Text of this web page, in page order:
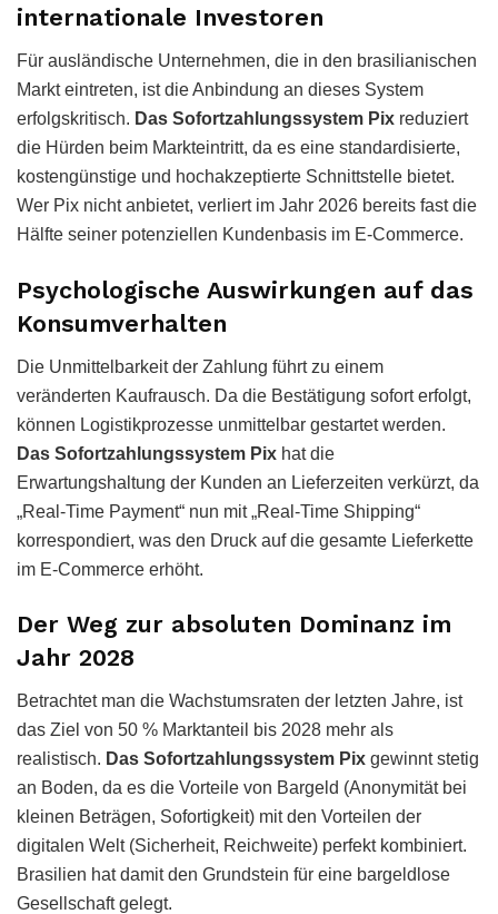
internationale Investoren
Für ausländische Unternehmen, die in den brasilianischen
Markt eintreten, ist die Anbindung an dieses System
erfolgskritisch. Das Sofortzahlungssystem Pix reduziert
die Hürden beim Markteintritt, da es eine standardisierte,
kostengünstige und hochakzeptierte Schnittstelle bietet.
Wer Pix nicht anbietet, verliert im Jahr 2026 bereits fast die
Hälfte seiner potenziellen Kundenbasis im E-Commerce.
Psychologische Auswirkungen auf das
Konsumverhalten
Die Unmittelbarkeit der Zahlung führt zu einem
veränderten Kaufrausch. Da die Bestätigung sofort erfolgt,
können Logistikprozesse unmittelbar gestartet werden.
Das Sofortzahlungssystem Pix hat die
Erwartungshaltung der Kunden an Lieferzeiten verkürzt, da
„Real-Time Payment“ nun mit „Real-Time Shipping“
korrespondiert, was den Druck auf die gesamte Lieferkette
im E-Commerce erhöht.
Der Weg zur absoluten Dominanz im
Jahr 2028
Betrachtet man die Wachstumsraten der letzten Jahre, ist
das Ziel von 50 % Marktanteil bis 2028 mehr als
realistisch. Das Sofortzahlungssystem Pix gewinnt stetig
an Boden, da es die Vorteile von Bargeld (Anonymität bei
kleinen Beträgen, Sofortigkeit) mit den Vorteilen der
digitalen Welt (Sicherheit, Reichweite) perfekt kombiniert.
Brasilien hat damit den Grundstein für eine bargeldlose
Gesellschaft gelegt.